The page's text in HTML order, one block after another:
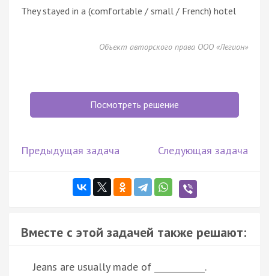
They stayed in a (comfortable / small / French) hotel
Объект авторского права ООО «Легион»
Посмотреть решение
Предыдущая задача Следующая задача
Вместе с этой задачей также решают:
Jeans are usually made of ____________.